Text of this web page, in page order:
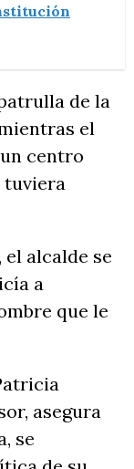
de la
el
centro
tuviera
alcalde se
a
que le
asegura
se